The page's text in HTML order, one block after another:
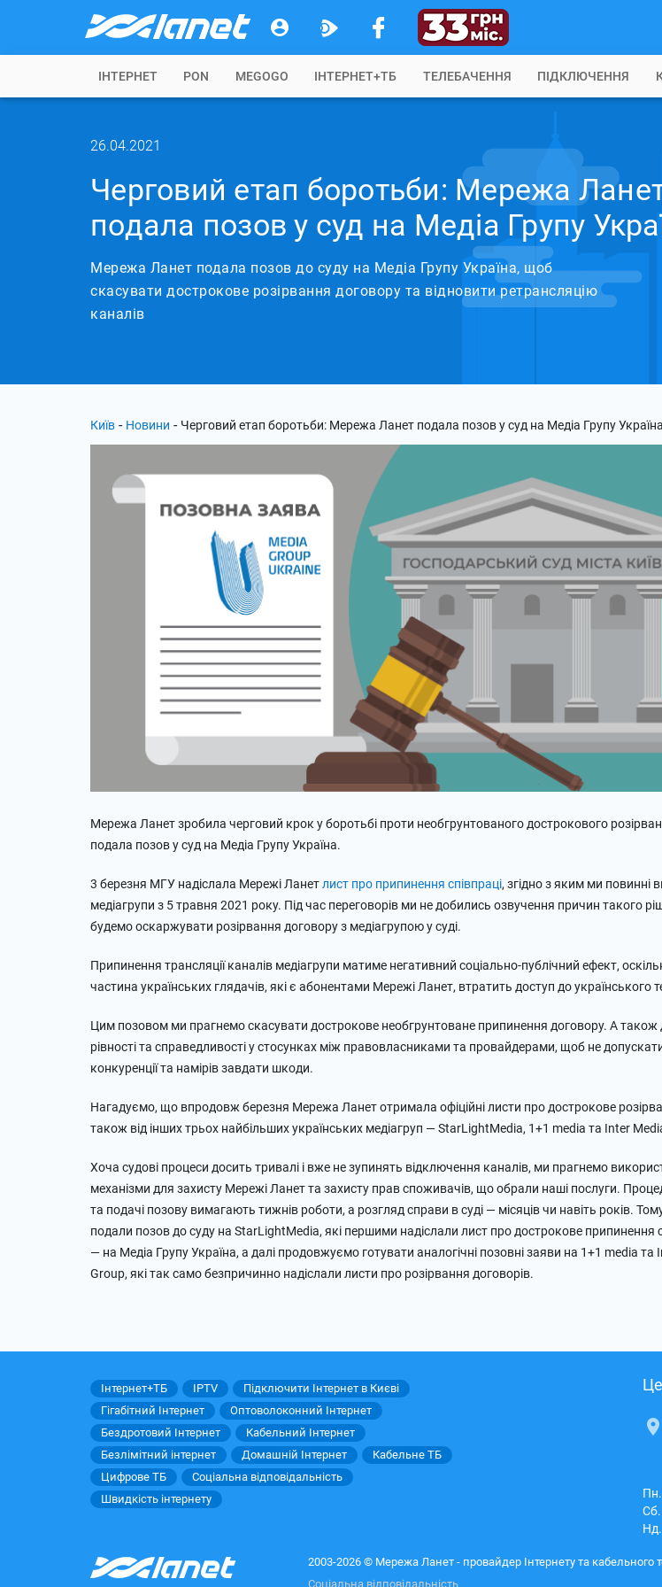
IНТЕРНЕТ PON MEGOGO ІНТЕРНЕТ+ТБ ТЕЛЕБАЧЕННЯ ПІДКЛЮЧЕННЯ
26.04.2021
Черговий етап боротьби: Мережа
подала позов у суд на Медіа Групу
Мережа Ланет подала позов до суду на Медіа Групу Україна, щоб
скасувати дострокове розірвання договору та відновити ретрансляцію
каналів
Київ - Новини - Черговий етап боротьби: Мережа Ланет подала позов у суд на Медіа Групу Україна
Мережа Ланет зробила черговий крок у боротьбі проти необгрунтованого дострокового
подала позов у суд на Медіа Групу Україна.
3 березня МГУ надіслала Мережі Ланетлист про припинення співпраці, згідно з яким ми повинні
медіагрупи з 5 травня 2021 року. Під час переговорів ми не добились озвучення причин такого
будемо оскаржувати розірвання договору з медіагрупою у суді.
Припинення трансляції каналів медіагрупи матиме негативний соціально-публічний ефект,
частина українських глядачів, які є абонентами Мережі Ланет, втратить доступ до українського
Цим позовом ми прагнемо скасувати дострокове необгрунтоване припинення договору. А також
рівності та справедливості у стосунках між правовласниками та провайдерами, щоб не
конкуренції та намірів завдати шкоди.
Нагадуємо, що впродовж березня Мережа Ланет отримала офіційні листи про дострокове
також від інших трьох найбільших українських медіагруп — StarLightMedia, 1+1 media та Inter
Хоча судові процеси досить тривалі і вже не зупинять відключення каналів, ми прагнемо
механізми для захисту Мережі Ланет та захисту прав споживачів, що обрали наші послуги.
та подачі позову вимагають тижнів роботи, а розгляд справи в суді — місяців чи навіть років.
подали позов до суду на StarLightMedia, які першими надіслали лист про дострокове припинення
— на Медіа Групу Україна, а далі продовжуємо готувати аналогічні позовні заяви на 1+1 media та
Group, які так само безпричинно надіслали листи про розірвання договорів.
2003-2026 © Мережа Ланет - провайдер Інтернету та кабельного
Соціальна відповідальність
Сб.
Нд.
Інтернет+ТБ IPTV
Підключити Інтернет в Києві
Гігабітний Інтернет
Оптоволоконний Інтернет
Бездротовий Інтернет
Кабельний Інтернет
Безлімітний інтернет
Домашній Інтернет
Кабельне ТБ
Цифрове ТБ
Соціальна відповідальність
Швидкість інтернету